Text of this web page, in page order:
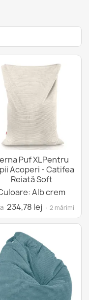
Puf XLPentru
Acoperi - Catifea
Reiată Soft
Alb crem
234,78 lej · 2 mărimi